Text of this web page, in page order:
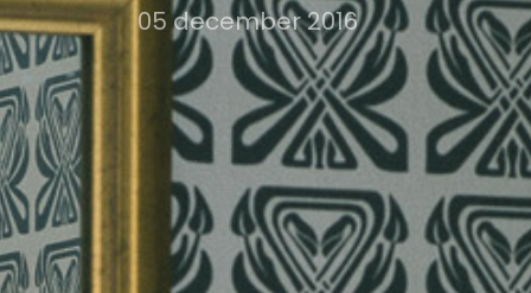
05 december 2016